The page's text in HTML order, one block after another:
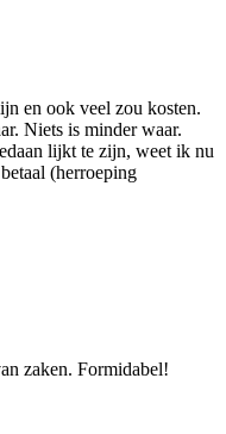
en ook veel zou kosten.
Niets is minder waar.
lijkt te zijn, weet ik nu
(herroeping
zaken. Formidabel!